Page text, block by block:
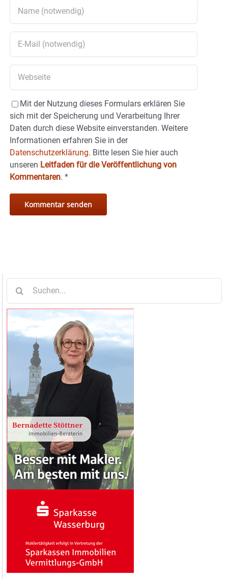
Mit der Nutzung dieses Formulars erklären Sie
sich mit der Speicherung und Verarbeitung Ihrer
Daten durch diese Website einverstanden. Weitere
Informationen erfahren Sie in der
Datenschutzerklärung. Bitte lesen Sie hier auch
unseren Leitfaden für die Veröffentlichung von
Kommentaren. *
nach: